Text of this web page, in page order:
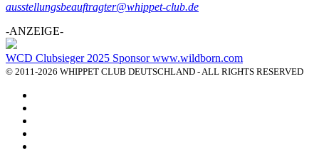
ausstellungsbeauftragter@whippet-club.de
-ANZEIGE-
WCD Clubsieger 2025 Sponsor www.wildborn.com
© 2011-2026 WHIPPET CLUB DEUTSCHLAND - ALL RIGHTS RESERVED